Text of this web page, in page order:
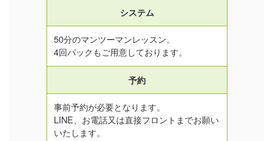
システム
50分のマンツーマンレッスン。
4回パックもご用意しております。
予約
事前予約が必要となります。
LINE、お電話又は直接フロントまでお願い
いたします。